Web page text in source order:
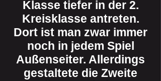
Klasse tiefer in der 2.
Kreisklasse antreten.
Dort ist man zwar immer
noch in jedem Spiel
Außenseiter. Allerdings
gestaltete die Zweite